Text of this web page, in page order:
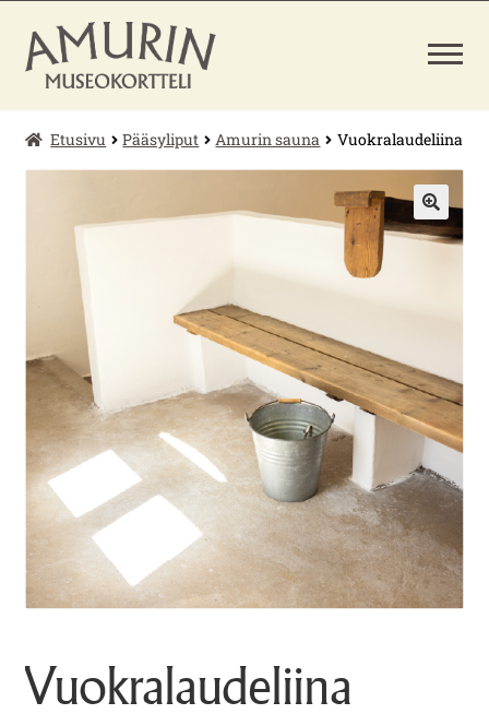
Siirry
navigointiin
Siirry
sisältöön
PÄÄSYLIPUT
LAAJENNA
TASON
VALIKKO
Etusivu Pääsyliput Amurin sauna Vuokralaudeliina
🔍
Vuokralaudeliina